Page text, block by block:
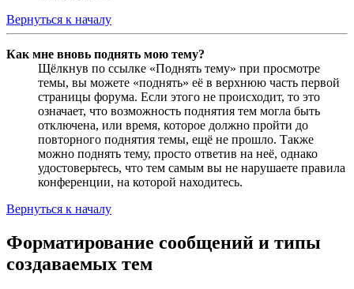
Вернуться к началу
Как мне вновь поднять мою тему?
Щёлкнув по ссылке «Поднять тему» при просмотре
темы, вы можете «поднять» её в верхнюю часть первой
страницы форума. Если этого не происходит, то это
означает, что возможность поднятия тем могла быть
отключена, или время, которое должно пройти до
повторного поднятия темы, ещё не прошло. Также
можно поднять тему, просто ответив на неё, однако
удостоверьтесь, что тем самым вы не нарушаете правила
конференции, на которой находитесь.
Вернуться к началу
Форматирование сообщений и типы
создаваемых тем